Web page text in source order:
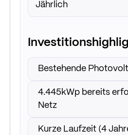
Jährlich
Bestehende
4.445kWp bereits
Netz
Kurze Laufzeit (4